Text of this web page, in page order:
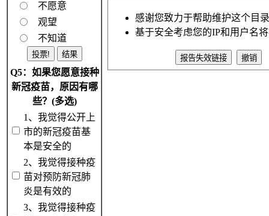
不愿意
观望
不知道
Q5：如果您愿意接种
新冠疫苗，原因有哪
些？(多选)
1、我觉得公开上
市的新冠疫苗基
本是安全的
2、我觉得接种疫
苗对预防新冠肺
炎是有效的
3、我觉得接种疫
感谢您致力于帮助维护这个目
基于安全考虑您的IP和用户名